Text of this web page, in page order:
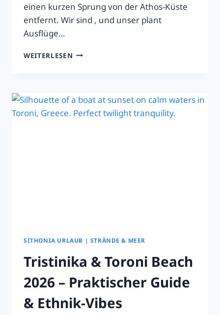
einen kurzen Sprung von der Athos-Küste
entfernt. Wir sind , und unser plant
Ausflüge…
WEITERLESEN AMMOULIANI:
SITHONIA URLAUB | STRÄNDE & MEER
Tristinika & Toroni Beach
2026 – Praktischer Guide
& Ethnik-Vibes